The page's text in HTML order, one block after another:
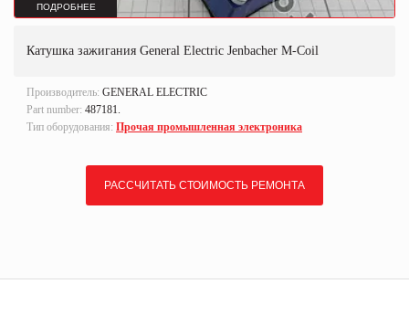
ПОДРОБНЕЕ
Катушка зажигания General Electric Jenbacher M-Coil
Производитель: GENERAL ELECTRIC
Part number: 487181.
Тип оборудования: Прочая промышленная электроника
РАССЧИТАТЬ СТОИМОСТЬ РЕМОНТА